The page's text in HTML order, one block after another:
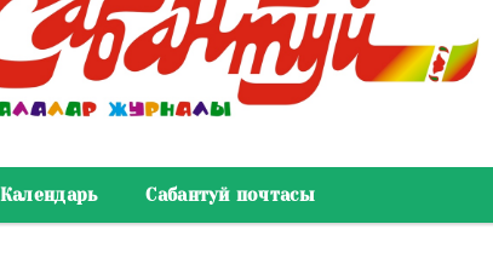
Календарь Сабантуй почтасы